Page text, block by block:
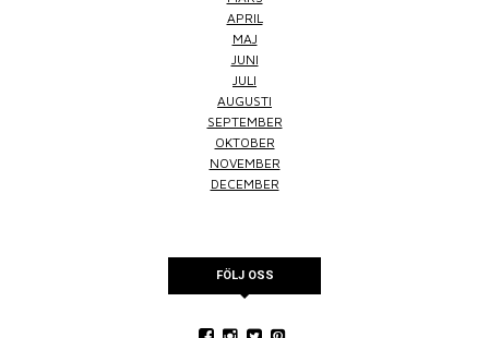
APRIL
MAJ
JUNI
JULI
AUGUSTI
SEPTEMBER
OKTOBER
NOVEMBER
DECEMBER
FÖLJ OSS